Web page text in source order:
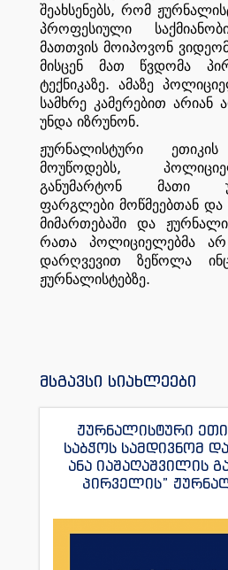
შეახსენებს, რომ
პროფესიული
მათთვის მოიპოვონ
მისცენ
მათ წვდომა
ტექნიკაზე. ამაზე
სამხრე კამერებით არიან
უნდა იზრუნონ.
ჟურნალისტური ეთიკის
მოუწოდებს,
განუმარტონ
მათი
ფარგლები მოწმეებთან და
მიმართებაში
და
რათა პოლიციელებმა არ
დარღვევით
ზეწოლა
ჟურნალისტებზე.
მსგავსი სიახლეები
ჟურნალისტური
საბჭოს სამდივნომ
ანა იაშაღაშვილის
პირველის”